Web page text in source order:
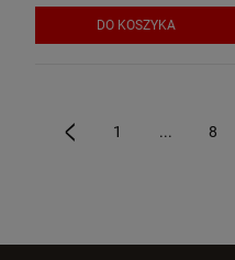
DO KOSZYKA
1 ... 8